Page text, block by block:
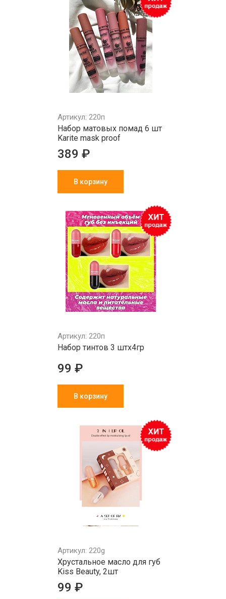
Артикул: 220п
Набор матовых помад 6 шт
Karite mask proof
389 ₽
В корзину
Артикул: 220п
Набор тинтов 3 штх4гр
99 ₽
В корзину
Артикул: 220g
Хрустальное масло для губ
Kiss Beauty, 2шт
99 ₽